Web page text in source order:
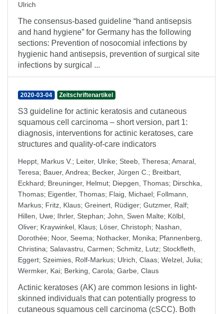
Ulrich
The consensus-based guideline “hand antisepsis
and hand hygiene” for Germany has the following
sections: Prevention of nosocomial infections by
hygienic hand antisepsis, prevention of surgical site
infections by surgical ...
2020-03-04 Zeitschriftenartikel
S3 guideline for actinic keratosis and cutaneous
squamous cell carcinoma – short version, part 1:
diagnosis, interventions for actinic keratoses, care
structures and quality‐of‐care indicators
Heppt, Markus V. ; Leiter, Ulrike; Steeb, Theresa; Amaral,
Teresa; Bauer, Andrea; Becker, Jürgen C. ; Breitbart,
Eckhard; Breuninger, Helmut; Diepgen, Thomas; Dirschka,
Thomas; Eigentler, Thomas; Flaig, Michael; Follmann,
Markus; Fritz, Klaus; Greinert, Rüdiger; Gutzmer, Ralf;
Hillen, Uwe; Ihrler, Stephan; John, Swen Malte; Kölbl,
Oliver; Kraywinkel, Klaus; Löser, Christoph; Nashan,
Dorothée; Noor, Seema; Nothacker, Monika; Pfannenberg,
Christina; Salavastru, Carmen; Schmitz, Lutz; Stockfleth,
Eggert; Szeimies, Rolf-Markus; Ulrich, Claas; Welzel, Julia;
Wermker, Kai; Berking, Carola; Garbe, Claus
Actinic keratoses (AK) are common lesions in light‐
skinned individuals that can potentially progress to
cutaneous squamous cell carcinoma (cSCC). Both